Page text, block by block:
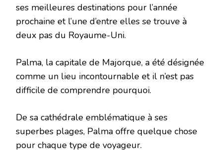
ses meilleures destinations pour l’année
prochaine et l’une d’entre elles se trouve à
deux pas du Royaume-Uni.
Palma, la capitale de Majorque, a été désignée
comme un lieu incontournable et il n’est pas
difficile de comprendre pourquoi.
De sa cathédrale emblématique à ses
superbes plages, Palma offre quelque chose
pour chaque type de voyageur.